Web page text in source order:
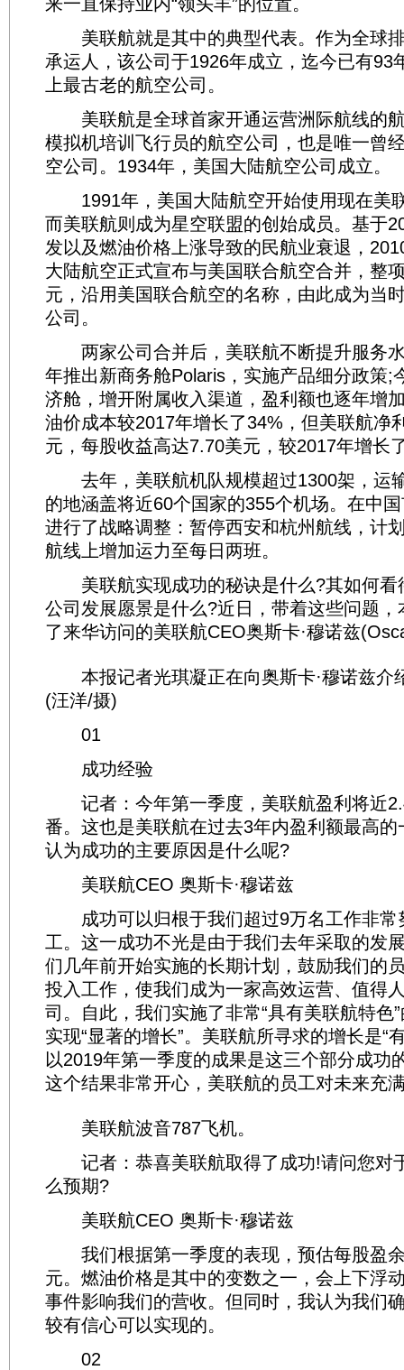
美联航就是其中的典型代表。作为全球
承运人，该公司于1926年成立，迄今已有93
上最古老的航空公司。
美联航是全球首家开通运营洲际航线的
模拟机培训飞行员的航空公司，也是唯一曾
空公司。1934年，美国大陆航空公司成立。
1991年，美国大陆航空开始使用现在美
而美联航则成为星空联盟的创始成员。基于
发以及燃油价格上涨导致的民航业衰退，
大陆航空正式宣布与美国联合航空合并，整
元，沿用美国联合航空的名称，由此成为当
公司。
两家公司合并后，美联航不断提升服务
年推出新商务舱Polaris，实施产品细分政策;
济舱，增开附属收入渠道，盈利额也逐年增
油价成本较2017年增长了34%，但美联航净
元，每股收益高达7.70美元，较2017年增长
去年，美联航机队规模超过1300架，运
的地涵盖将近60个国家的355个机场。在中
进行了战略调整：暂停西安和杭州航线，计
航线上增加运力至每日两班。
美联航实现成功的秘诀是什么?其如何看
公司发展愿景是什么?近日，带着这些问题
了来华访问的美联航CEO奥斯卡·穆诺兹
本报记者光琪凝正在向奥斯卡·穆诺兹介
(汪洋/摄)
01
成功经验
记者：今年第一季度，美联航盈利将近
番。这也是美联航在过去3年内盈利额最高
认为成功的主要原因是什么呢?
美联航CEO 奥斯卡·穆诺兹
成功可以归根于我们超过9万名工作非常
工。这一成功不光是由于我们去年采取的发
们几年前开始实施的长期计划，鼓励我们的
投入工作，使我们成为一家高效运营、值得
司。自此，我们实施了非常“具有美联航特色
实现“显著的增长”。美联航所寻求的增长是“
以2019年第一季度的成果是这三个部分成功
这个结果非常开心，美联航的员工对未来充
美联航波音787飞机。
记者：恭喜美联航取得了成功!请问您对
么预期?
美联航CEO 奥斯卡·穆诺兹
我们根据第一季度的表现，预估每股盈
元。燃油价格是其中的变数之一，会上下浮
事件影响我们的营收。但同时，我认为我们
较有信心可以实现的。
02